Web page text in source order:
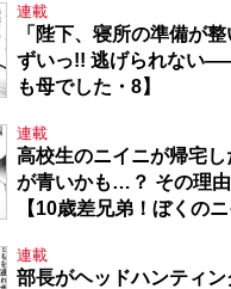
連載
「陛下、寝所の準備が
ずいっ!! 逃げられない
も母でした・8】
連載
高校生のニイニが帰宅
が青いかも…？ その理
【10歳差兄弟！ぼくの
連載
部長がヘッドハンティ